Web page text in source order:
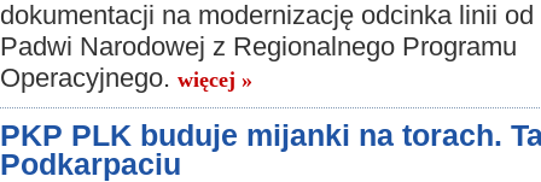
dokumentacji na modernizację odcinka linii
Padwi Narodowej z Regionalnego Programu
Operacyjnego. więcej »
PKP PLK buduje mijanki na torach.
Podkarpaciu